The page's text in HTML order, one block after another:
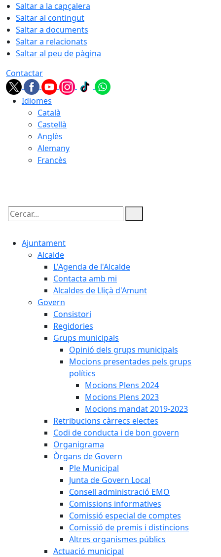
Saltar a la capçalera
Saltar al contingut
Saltar a documents
Saltar a relacionats
Saltar al peu de pàgina
Contactar
Idiomes
Català
Castellà
Anglès
Alemany
Francès
Cercar:
Ajuntament
Alcalde
L'Agenda de l'Alcalde
Contacta amb mi
Alcaldes de Lliçà d'Amunt
Govern
Consistori
Regidories
Grups municipals
Opinió dels grups municipals
Mocions presentades pels grups
polítics
Mocions Plens 2024
Mocions Plens 2023
Mocions mandat 2019-2023
Retribucions càrrecs electes
Codi de conducta i de bon govern
Organigrama
Òrgans de Govern
Ple Municipal
Junta de Govern Local
Consell administració EMO
Comissions informatives
Comissió especial de comptes
Comissió de premis i distincions
Altres organismes públics
Actuació municipal